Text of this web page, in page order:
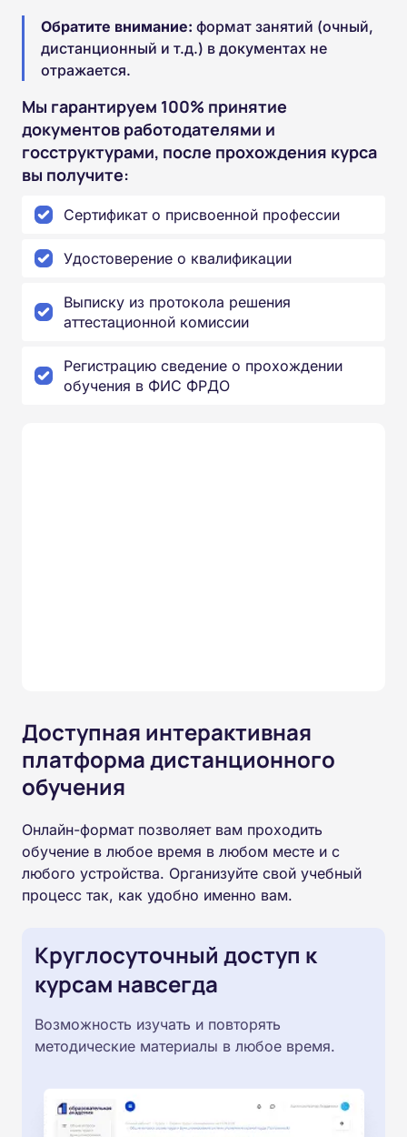
Обратите внимание: формат занятий (очный,
дистанционный и т.д.) в документах не
отражается.
Мы гарантируем 100% принятие
документов работодателями и
госструктурами, после прохождения курса
вы получите:
Сертификат о присвоенной профессии
Удостоверение о квалификации
Выписку из протокола решения
аттестационной комиссии
Регистрацию сведение о прохождении
обучения в ФИС ФРДО
Доступная интерактивная
платформа дистанционного
обучения
Онлайн-формат позволяет вам проходить
обучение в любое время в любом месте и с
любого устройства. Организуйте свой учебный
процесс так, как удобно именно вам.
Круглосуточный доступ к
курсам навсегда
Возможность изучать и повторять
методические материалы в любое время.